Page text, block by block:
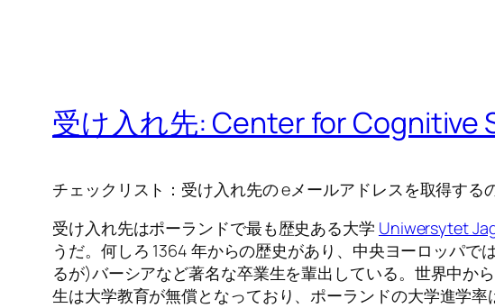
受け入れ先: Center for Cognitive
チェックリスト：受け入れ先の eメールアドレスを取得す
受け入れ先はポーランドで最も歴史ある大学 Uniwersytet
うだ。何しろ 1364 年からの歴史があり、中央ヨーロッパ
るが)バーシアなど著名な卒業生を輩出している。世界中か
生は大学教育が無償となっており、ポーランドの大学進学率